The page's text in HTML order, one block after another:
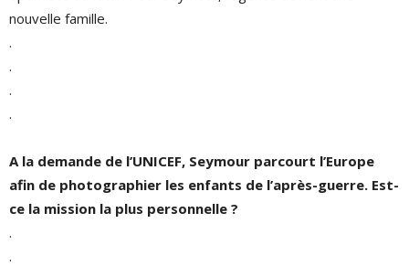
nouvelle famille.
.
.
.
.
A la demande de l’UNICEF, Seymour parcourt l’Europe
afin de photographier les enfants de l’après-guerre. Est-
ce la mission la plus personnelle ?
.
.